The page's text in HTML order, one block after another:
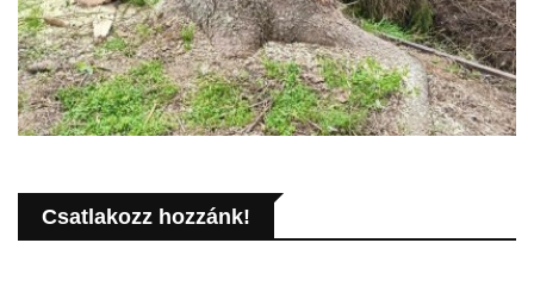
Csatlakozz hozzánk!